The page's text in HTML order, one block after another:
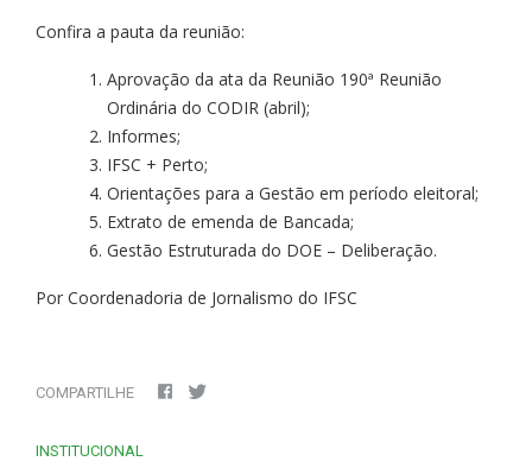
Confira a pauta da reunião:
Aprovação da ata da Reunião 190ª Reunião
Ordinária do CODIR (abril);
Informes;
IFSC + Perto;
Orientações para a Gestão em período eleitoral;
Extrato de emenda de Bancada;
Gestão Estruturada do DOE – Deliberação.
Por Coordenadoria de Jornalismo do IFSC
COMPARTILHE
INSTITUCIONAL